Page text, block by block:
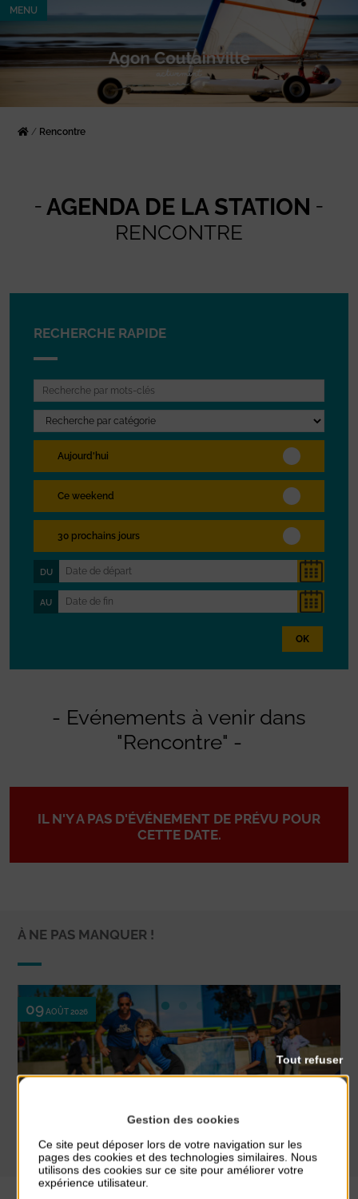
MENU
/ Rencontre
AGENDA DE LA STATION
RENCONTRE
RECHERCHE RAPIDE
Aujourd'hui
Ce weekend
30 prochains jours
DU
AU
OK
- Evénements à venir dans
"Rencontre" -
IL N'Y A PAS D'ÉVÉNEMENT DE PRÉVU POUR
CETTE DATE.
À NE PAS MANQUER !
09 AOÛT 2026
GLISSE & ENVIRONNEMENT
Animation Exposition Initiation
Gestion des cookies
Ce site peut déposer lors de votre navigation sur les
pages des cookies et des technologies similaires. Nous
utilisons des cookies sur ce site pour améliorer votre
expérience utilisateur.
Tout refuser